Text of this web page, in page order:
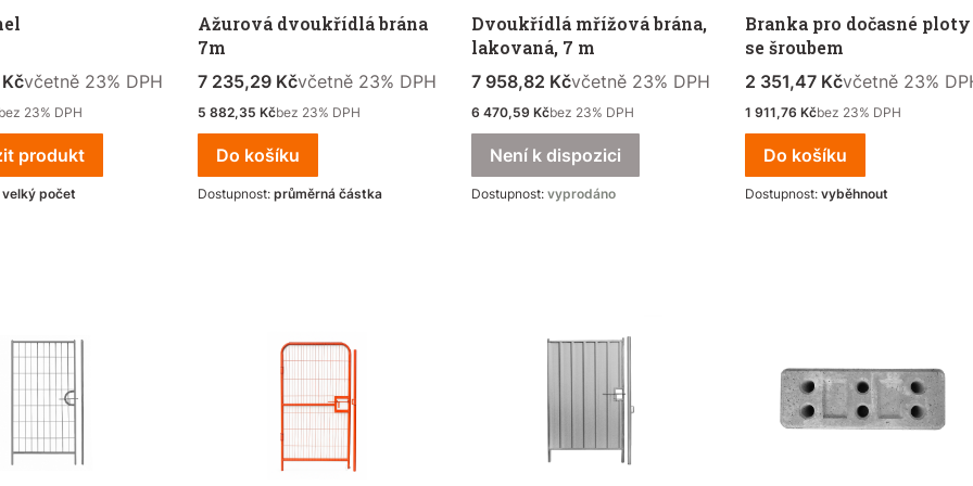
včetně %s DPH
včetně 23% DPH
bez 23% DPH
produkt
velký počet
Ažurová dvoukřídlá brána
7m
Cena s DPH
7 235,29 Kčvčetně %s DPH
včetně 23% DPH
Čistá cena
5 882,35 Kčbez 23% DPH
Do košíku
Dostupnost: průměrná částka
Dvoukřídlá mřížová brána,
lakovaná, 7 m
Cena s DPH
7 958,82 Kčvčetně %s DPH
včetně 23% DPH
Čistá cena
6 470,59 Kčbez 23% DPH
Není k dispozici
Dostupnost: vyprodáno
Branka pro dočasné ploty
se šroubem
Cena s DPH
2 351,47 Kčvčetně %s DPH
včetně 23%
Čistá cena
1 911,76 Kčbez 23% DPH
Do košíku
Dostupnost: vyběhnout